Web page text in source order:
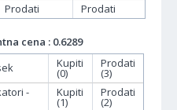
Prodati Prodati
cena : 0.6289
Kupiti
(0)
Prodati
(3)
-
Kupiti
(1)
Prodati
(2)